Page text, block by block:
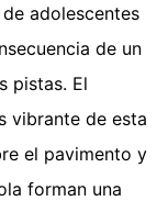
adolescentes
de un
pistas. El
vibrante de esta
el pavimento y
forman una